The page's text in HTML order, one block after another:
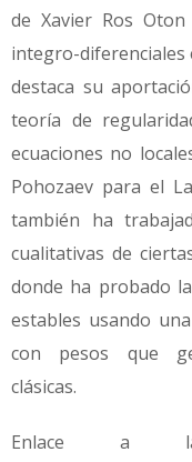
de Xavier Ros
integro-diferenciales
destaca su
teoría de
ecuaciones no
Pohozaev para el
también ha
cualitativas de
donde ha probado
estables usando
con pesos que
clásicas.
Enlace a